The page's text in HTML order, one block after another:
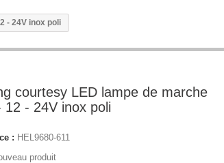
- 24V inox poli
courtesy LED lampe de marche
12 - 24V inox poli
: HEL9680-611
produit